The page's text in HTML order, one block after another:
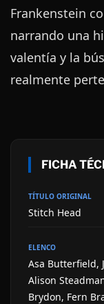
Frankenstein
narrando una
valentía y la
realmente
FICHA
TÍTULO ORIGINAL
Stitch Head
ELENCO
Asa Butterfield,
Alison
Brydon, Fern